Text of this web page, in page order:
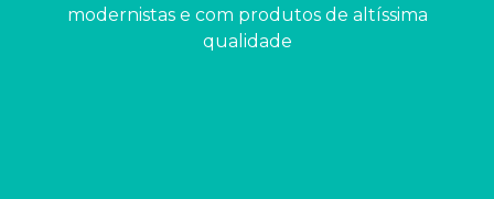
modernistas e com produtos de altíssima
qualidade